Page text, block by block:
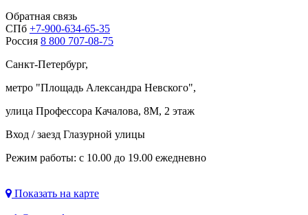
Обратная связь
СПб +7-900-634-65-35
Россия 8 800 707-08-75
Санкт-Петербург,
метро "Площадь Александра Невского",
улица Профессора Качалова, 8М, 2 этаж
Вход / заезд Глазурной улицы
Режим работы: с 10.00 до 19.00 ежедневно
Показать на карте